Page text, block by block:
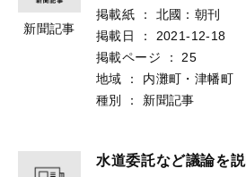
新聞記事
掲載紙 ：
北國：朝刊
掲載日
：
2021-12-18
掲載ページ
：
25
地域
：
内灘町・津幡町
種別
： 新聞記事
水道委託など議論を説